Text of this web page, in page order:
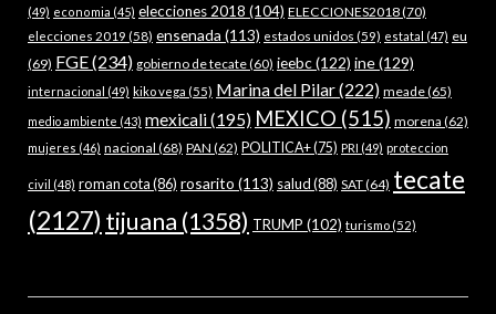
(49) economia (45) elecciones 2018 (104) ELECCIONES2018(70)
elecciones 2019 (58) ensenada (113) estados unidos (59) estatal (47) eu
(69) FGE(234) gobierno de tecate(60) ieebc(122) ine(129)
internacional (49) kiko vega (55) Marina del Pilar(222) meade(65)
medio ambiente (43) mexicali(195) MEXICO (515) morena (62)
mujeres (46) nacional (68) PAN (62) POLITICA+(75) PRI (49) proteccion
civil (48) roman cota(86) rosarito (113) salud(88) SAT(64) tecate
(2127) tijuana (1358) TRUMP (102) turismo (52)